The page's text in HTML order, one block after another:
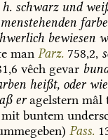
h. schwarzund
bewiesen
man Parz. 758,2,
vêch gevar
heißt, oderwie
eragelstern mâl
mit buntem
Pass.